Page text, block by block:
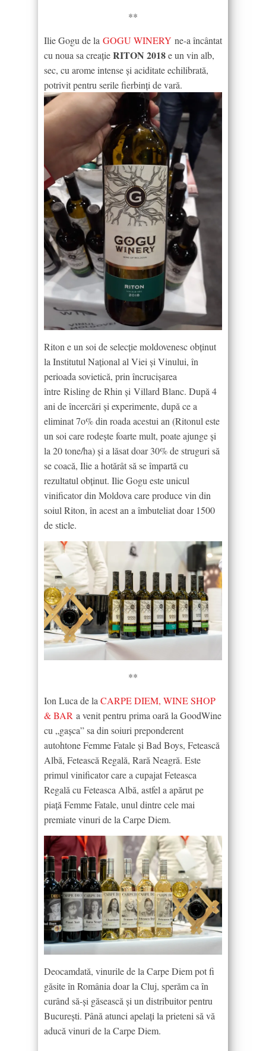
**
Ilie Gogu de la GOGU WINERY ne-a încântat
cu noua sa creațieRITON 2018e un vin alb,
sec, cu arome intense și aciditate echilibrată,
potrivit pentru serile fierbinți de vară.
Riton e un soi de selecție moldovenesc obținut
la Institutul Național al Viei și Vinului, în
perioada sovietică, prin încrucișarea
între Risling de Rhin și Villard Blanc. După 4
ani de încercări și experimente, după ce a
eliminat 7o% din roada acestui an (Ritonul este
un soi care rodește foarte mult, poate ajunge și
la 20 tone/ha) și a lăsat doar 30% de struguri să
se coacă, Ilie a hotărât să se împartă cu
rezultatul obținut. Ilie Gogu este unicul
vinificator din Moldova care produce vin din
soiul Riton, în acest an a îmbuteliat doar 1500
de sticle.
**
Ion Luca de la CARPE DIEM, WINE SHOP
& BAR a venit pentru prima oară la GoodWine
cu „gașca” sa din soiuri preponderent
autohtone Femme Fatale și Bad Boys, Fetească
Albă, Fetească Regală, Rară Neagră. Este
primul vinificator care a cupajat Feteasca
Regală cu Feteasca Albă, astfel a apărut pe
piață Femme Fatale, unul dintre cele mai
premiate vinuri de la Carpe Diem.
Deocamdată, vinurile de la Carpe Diem pot fi
găsite în România doar la Cluj, sperăm ca în
curând să-și găsească și un distribuitor pentru
București. Până atunci apelați la prieteni să vă
aducă vinuri de la Carpe Diem.